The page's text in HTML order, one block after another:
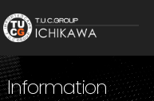
Information